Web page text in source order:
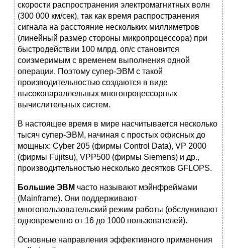
скорости распространения электромагнитных волн
(300 000 км/сек), так как время распространения
сигнала на расстояние нескольких миллиметров
(линейный размер стороны микропроцессора) при
быстродействии 100 млрд. оп/с становится
соизмеримым с временем выполнения одной
операции. Поэтому супер-ЭВМ с такой
производительностью создаются в виде
высокопараллельных многопроцессорных
вычислительных систем.
В настоящее время в мире насчитывается несколько
тысяч супер-ЭВМ, начиная с простых офисных до
мощных: Cyber 205 (фирмы Control Data), VP 2000
(фирмы Fujitsu), VPP500 (фирмы Siemens) и др.,
производительностью несколько десятков GFLOPS.
Большие ЭВМ часто называют мэйнфреймами
(Mainframe). Они поддерживают
многопользовательский режим работы (обслуживают
одновременно от 16 до 1000 пользователей).
Основные направления эффективного применения